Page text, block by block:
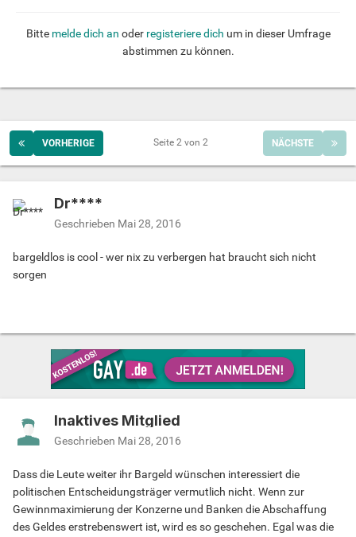
Bitte melde dich an oder registeriere dich um in dieser Umfrage
abstimmen zu können.
VORHERIGE NÄCHSTE
Seite 2 von 2
Dr****
Geschrieben Mai 28, 2016
bargeldlos is cool - wer nix zu verbergen hat braucht sich nicht
sorgen
Inaktives Mitglied
Geschrieben Mai 28, 2016
Dass die Leute weiter ihr Bargeld wünschen interessiert die
politischen Entscheidungsträger vermutlich nicht. Wenn zur
Gewinnmaximierung der Konzerne und Banken die Abschaffung
des Geldes erstrebenswert ist, wird es so geschehen. Egal was die